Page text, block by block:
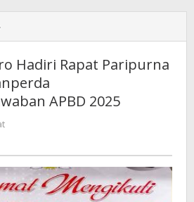
Bupati
Hadiri
Rapat
Paripurna
Bahas
Pertanggungjawaban
APBD
2025
Hadiri Rapat Paripurna
APBD 2025